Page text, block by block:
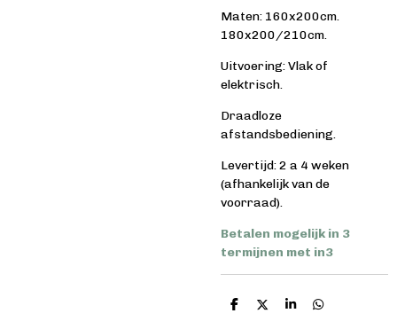
Maten: 160x200cm.
180x200/210cm.
Uitvoering: Vlak of
elektrisch.
Draadloze
afstandsbediening.
Levertijd: 2 a 4 weken
(afhankelijk van de
voorraad).
Betalen mogelijk in 3
termijnen met in3
D
D
S
D